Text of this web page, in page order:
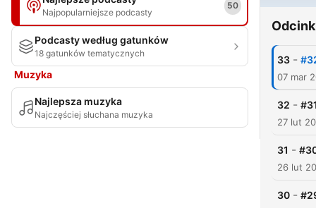
Najpopularniejsze podcasty
50
Podcasty według gatunków
18 gatunków tematycznych
Muzyka
Najlepsza muzyka
Najczęściej słuchana muzyka
33 -
07 mar
32 -
27 lut
31 -
26 lut
30 -